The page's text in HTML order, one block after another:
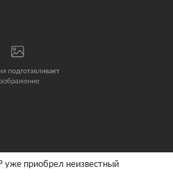
уже приобрел неизвестный